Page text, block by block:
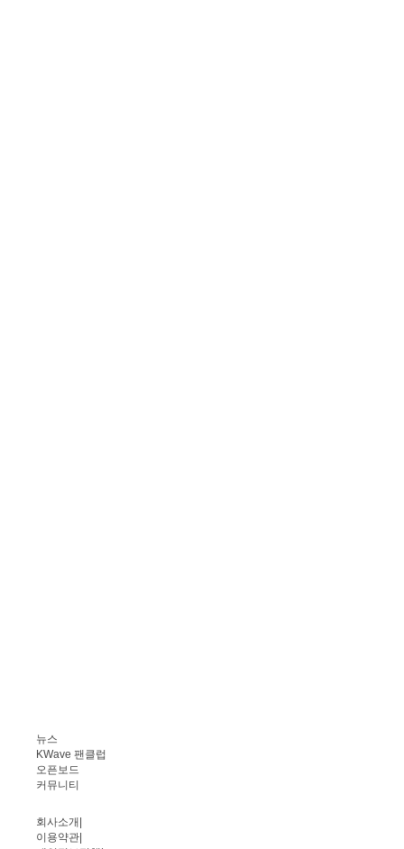
뉴스
KWave 팬클럽
오픈보드
커뮤니티
회사소개
이용약관